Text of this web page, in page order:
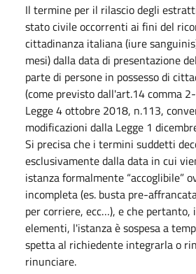
Il termine per il rilascio degli
stato civile occorrenti ai fini del
cittadinanza italiana (iure
mesi) dalla data di presentazione
parte di persone in possesso di
(come previsto dall'art.14 comma
Legge 4 ottobre 2018, n.113,
modificazioni dalla Legge 1
Si precisa che i termini suddetti
esclusivamente dalla data in cui
istanza formalmente “accoglibile”
incompleta (es. busta pre-
per corriere, ecc…), e che pertanto,
elementi, l'istanza è sospesa a
spetta al richiedente integrarla o
rinunciare.